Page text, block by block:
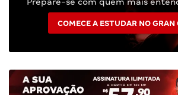
COMECE A ESTUDAR NO GRAN